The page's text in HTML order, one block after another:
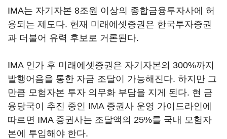
IMA는 자기자본 8조원 이상의 종합금융투자사에 허
용되는 제도다. 현재 미래에셋증권은 한국투자증권
과 더불어 유력 후보로 거론된다.
IMA 인가 후 미래에셋증권은 자기자본의 300%까지
발행어음을 통한 자금 조달이 가능해진다. 하지만 그
만큼 모험자본 투자 의무화 부담을 지게 된다. 현 금
융당국이 추진 중인 IMA 증권사 운영 가이드라인에
따르면 IMA 증권사는 조달액의 25%를 국내 모험자
본에 투입해야 한다.